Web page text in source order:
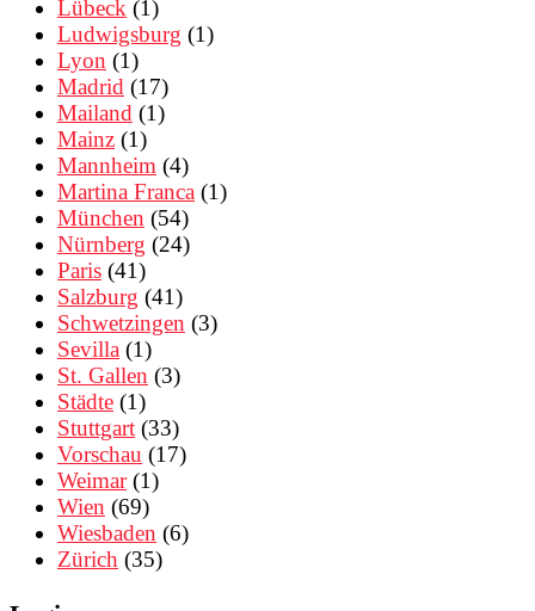
Lübeck (1)
Ludwigsburg (1)
Lyon (1)
Madrid (17)
Mailand (1)
Mainz (1)
Mannheim (4)
Martina Franca (1)
München (54)
Nürnberg (24)
Paris (41)
Salzburg (41)
Schwetzingen (3)
Sevilla (1)
St. Gallen (3)
Städte (1)
Stuttgart (33)
Vorschau (17)
Weimar(1)
Wien (69)
Wiesbaden (6)
Zürich (35)